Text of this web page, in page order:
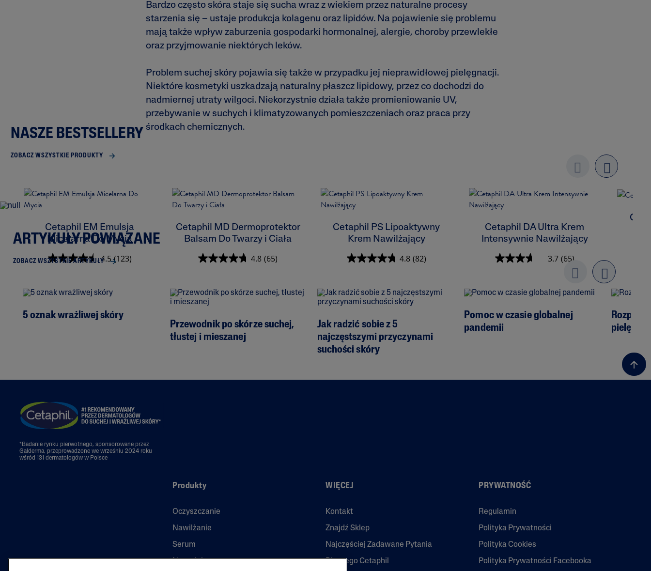
Bardzo często skóra staje się sucha wraz z wiekiem przez naturalne procesy
starzenia się – ustaje produkcja kolagenu oraz lipidów. Na pojawienie się problemu
mają także wpływ zaburzenia gospodarki hormonalnej, alergie, choroby przewlekłe
oraz przyjmowanie niektórych leków.
Problem suchej skóry pojawia się także w przypadku jej nieprawidłowej pielęgnacji.
Niektóre kosmetyki uszkadzają naturalny płaszcz lipidowy, przez co dochodzi do
nadmiernej utraty wilgoci. Niekorzystnie działa także promieniowanie UV,
przebywanie w suchych i klimatyzowanych pomieszczeniach oraz praca przy
środkach chemicznych.
NASZE BESTSELLERY
ZOBACZ WSZYSTKIE PRODUKTY
next
Cetaphil EM Emulsja
Micelarna Do Mycia
4.5 (123)
Cetaphil MD Dermoprotektor
Balsam Do Twarzy i Ciała
4.8 (65)
Cetaphil PS Lipoaktywny
Krem Nawilżający
4.8 (82)
Cetaphil DA Ultra Krem
Intensywnie Nawilżający
3.7 (65)
ARTYKUŁY POWIĄZANE
ZOBACZ WSZYSTKIE ARTYKUŁY
us
next
5 oznak wrażliwej skóry
Przewodnik po skórze suchej,
tłustej i mieszanej
Jak radzić sobie z 5
najczęstszymi przyczynami
suchości skóry
Pomoc w czasie globalnej
pandemii
*Badanie rynku pierwotnego, sponsorowane przez
Galderma, przeprowadzone we wrześniu 2024 roku
wśród 131 dermatologów w Polsce
Produkty
Oczyszczanie
Nawilżanie
Serum
Nowości
WIĘCEJ
Kontakt
Znajdź Sklep
Najczęściej Zadawane Pytania
Dlaczego Cetaphil
PRYWATNOŚĆ
Regulamin
Polityka Prywatności
Polityka Cookies
Polityka Prywatności Facebooka